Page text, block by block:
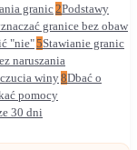
granic2Podstawy
granice bez obaw
"nie"5Stawianie granic
naruszania
winy8Dbać o
pomocy
30 dni